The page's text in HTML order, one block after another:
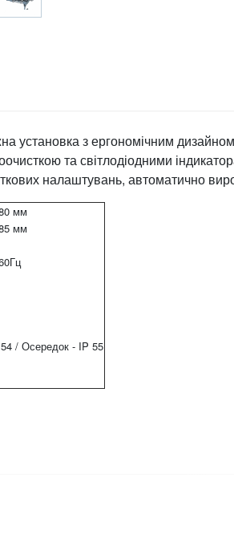
установка з ергономічним
та світлодіодними
налаштувань, автоматично
мм
мм
/ Осередок - IP 55